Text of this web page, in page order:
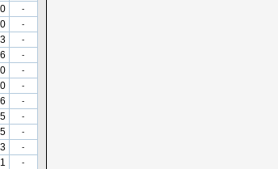
-
-
-
-
-
-
-
-
-
-
-